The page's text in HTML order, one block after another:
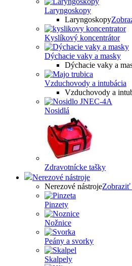
Laryngoskopy
Laryngoskopy
Kyslíkový koncentrátor
Dýchacie vaky a masky
Dýchacie vaky a
Vzduchovody a intubácia
Vzduchovody a
Nosidlá
Zdravotnícke tašky
Nerezové nástroje
Nerezové nástrojeZobraziť
Pinzety
Nožnice
Peány a svorky
Skalpely